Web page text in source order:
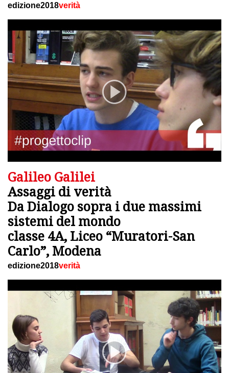
edizione2018verità
Galileo Galilei
Assaggi di verità
Da Dialogo sopra i due massimi
sistemi del mondo
classe 4A, Liceo “Muratori-San
Carlo”, Modena
edizione2018verità